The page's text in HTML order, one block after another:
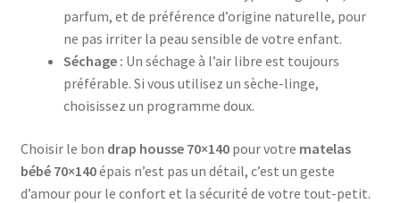
parfum, et de préférence d’origine naturelle, pour
ne pas irriter la peau sensible de votre enfant.
Séchage : Un séchage à l’air libre est toujours
préférable. Si vous utilisez un sèche-linge,
choisissez un programme doux.
Choisir le bon drap housse 70×140pour votre matelas
bébé 70×140épais n’est pas un détail, c’est un geste
d’amour pour le confort et la sécurité de votre tout-petit.